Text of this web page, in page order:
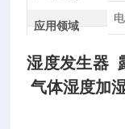
应用领域
湿度发生器
气体湿度加